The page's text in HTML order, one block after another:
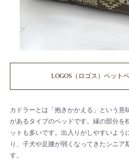
LOGOS（ロゴス）ペット
カドラーとは「抱きかかえる」という意
があるタイプのベッドです。縁の部分を
ットも多いです。出入りがしやすいよう
り、子犬や足腰が弱くなってきたシニア
す。